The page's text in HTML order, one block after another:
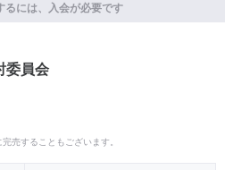
るには、入会が必要です
委員会
売することもございます。